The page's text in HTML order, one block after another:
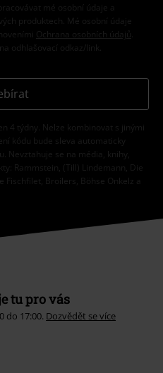
mé osobní údaje a
produktech. Mé osobní údaje
Ochrana osobních údajů
odhlašovací odkaz/link.
4 týdny. Nelze kombinovat s jinými
kódu bude sleva automaticky
Nevztahuje se na média, knihy,
Rammstein, (Till) Lindemann, Die
Broilers, Böhse Onkelz a
tu pro vás
do 17:00. Dozvědět se více